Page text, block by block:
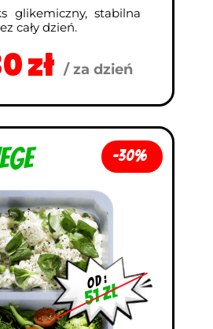
-30%
od :
51 zł
/ za dzień
zł
glikemiczny, stabilna
cały dzień.